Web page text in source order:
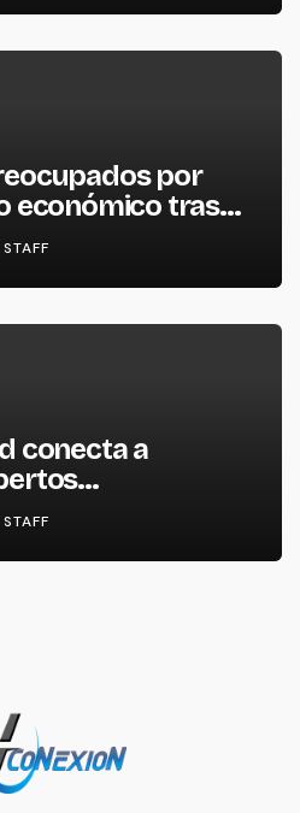
por
económico tras
Unidos
STAFF
conecta a
impulsar la
STAFF